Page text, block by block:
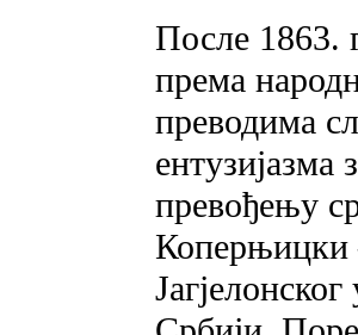
После 1863.
према
преводима
ентузијазма
превођењу
Коперњицки